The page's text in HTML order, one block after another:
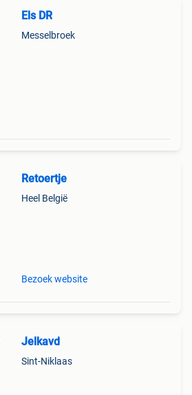
Els DR
Messelbroek
Retoertje
Heel België
Bezoek website
Jelkavd
Sint-Niklaas